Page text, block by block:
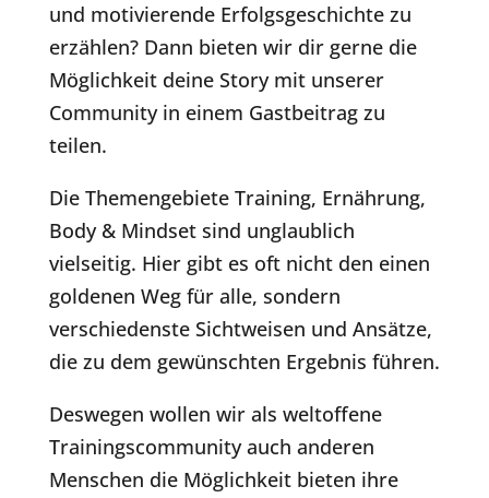
und motivierende Erfolgsgeschichte zu
erzählen? Dann bieten wir dir gerne die
Möglichkeit deine Story mit unserer
Community in einem Gastbeitrag zu
teilen.
Die Themengebiete Training, Ernährung,
Body & Mindset sind unglaublich
vielseitig. Hier gibt es oft nicht den einen
goldenen Weg für alle, sondern
verschiedenste Sichtweisen und Ansätze,
die zu dem gewünschten Ergebnis führen.
Deswegen wollen wir als weltoffene
Trainingscommunity auch anderen
Menschen die Möglichkeit bieten ihre